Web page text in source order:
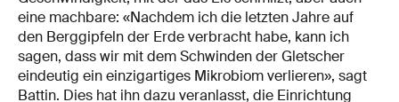
eine machbare: «Nachdem ich die letzten Jahre auf
den Berggipfeln der Erde verbracht habe, kann ich
sagen, dass wir mit dem Schwinden der Gletscher
eindeutig ein einzigartiges Mikrobiom verlieren», sagt
Battin. Dies hat ihn dazu veranlasst, die Einrichtung